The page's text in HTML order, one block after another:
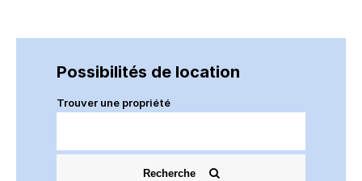
Possibilités de location
Trouver une propriété
Recherche